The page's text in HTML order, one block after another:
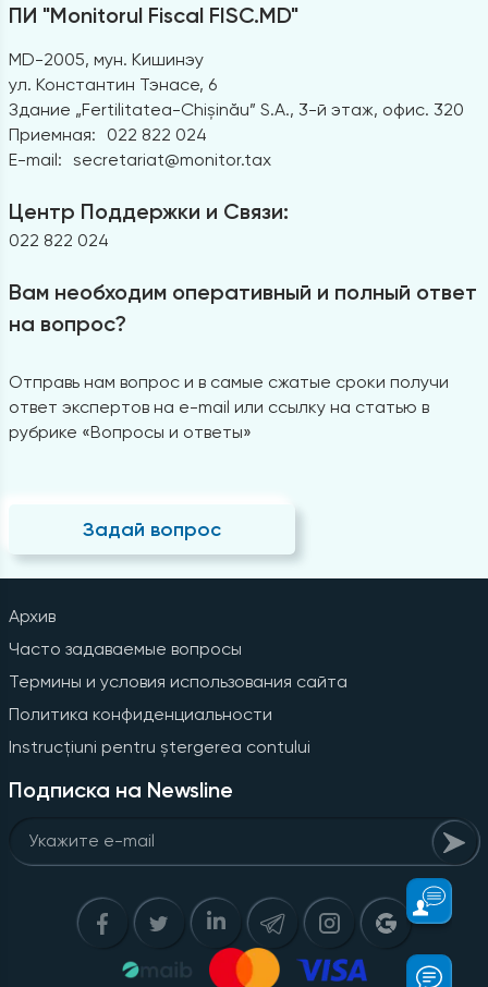
ПИ "Monitorul Fiscal FISC.MD"
MD-2005, мун. Кишинэу
ул. Константин Тэнасе, 6
Здание „Fertilitatea-Chișinău” S.A., 3-й этаж, офис. 320
Приемная:
022 822 024
E-mail: secretariat@monitor.tax
Центр Поддержки и Связи:
022 822 024
Вам необходим оперативный и полный ответ
на вопрос?
Отправь нам вопрос и в самые сжатые сроки получи
ответ экспертов на e-mail или ссылку на статью в
рубрике «Вопросы и ответы»
Задай вопрос
Архив
Часто задаваемые вопросы
Термины и условия использования сайта
Политика конфиденциальности
Instrucțiuni pentru ștergerea contului
Подписка на Newsline